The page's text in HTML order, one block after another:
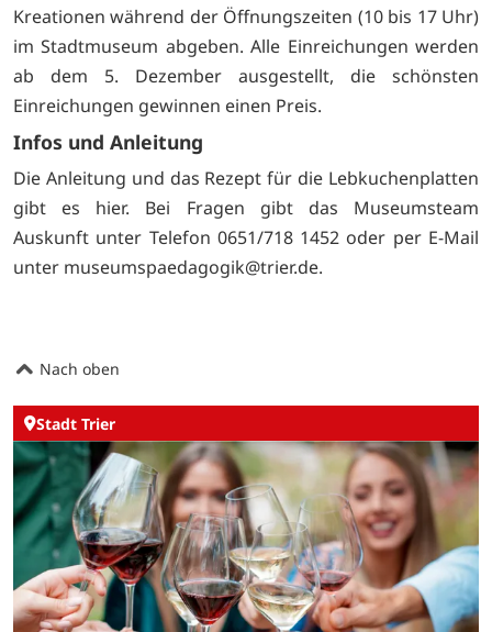
Kreationen während der Öffnungszeiten (10 bis 17 Uhr)
im Stadtmuseum abgeben. Alle Einreichungen werden
ab dem 5. Dezember ausgestellt, die schönsten
Einreichungen gewinnen einen Preis.
Infos und Anleitung
Die Anleitung und das Rezept für die Lebkuchenplatten
gibt es hier. Bei Fragen gibt das Museumsteam
Auskunft unter Telefon 0651/718 1452 oder per E-Mail
unter museumspaedagogik@trier.de.
Nach oben
Stadt Trier